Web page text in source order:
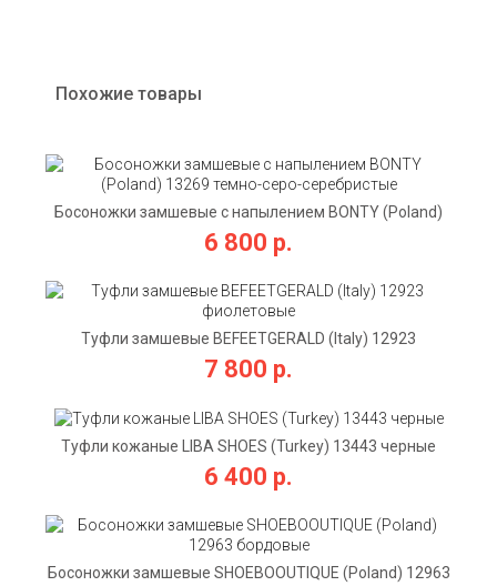
Похожие товары
Босоножки замшевые с напылением BONTY (Poland)
13269 темно-серо-серебристые
6 800 р.
Туфли замшевые BEFEETGERALD (Italy) 12923
фиолетовые
7 800 р.
Туфли кожаные LIBA SHOES (Turkey) 13443 черные
6 400 р.
Босоножки замшевые SHOEBOOUTIQUE (Poland) 12963